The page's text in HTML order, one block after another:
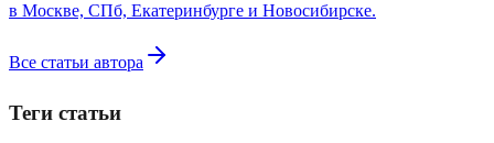
в Москве, СПб, Екатеринбурге и Новосибирске.
Все статьи автора
Теги статьи